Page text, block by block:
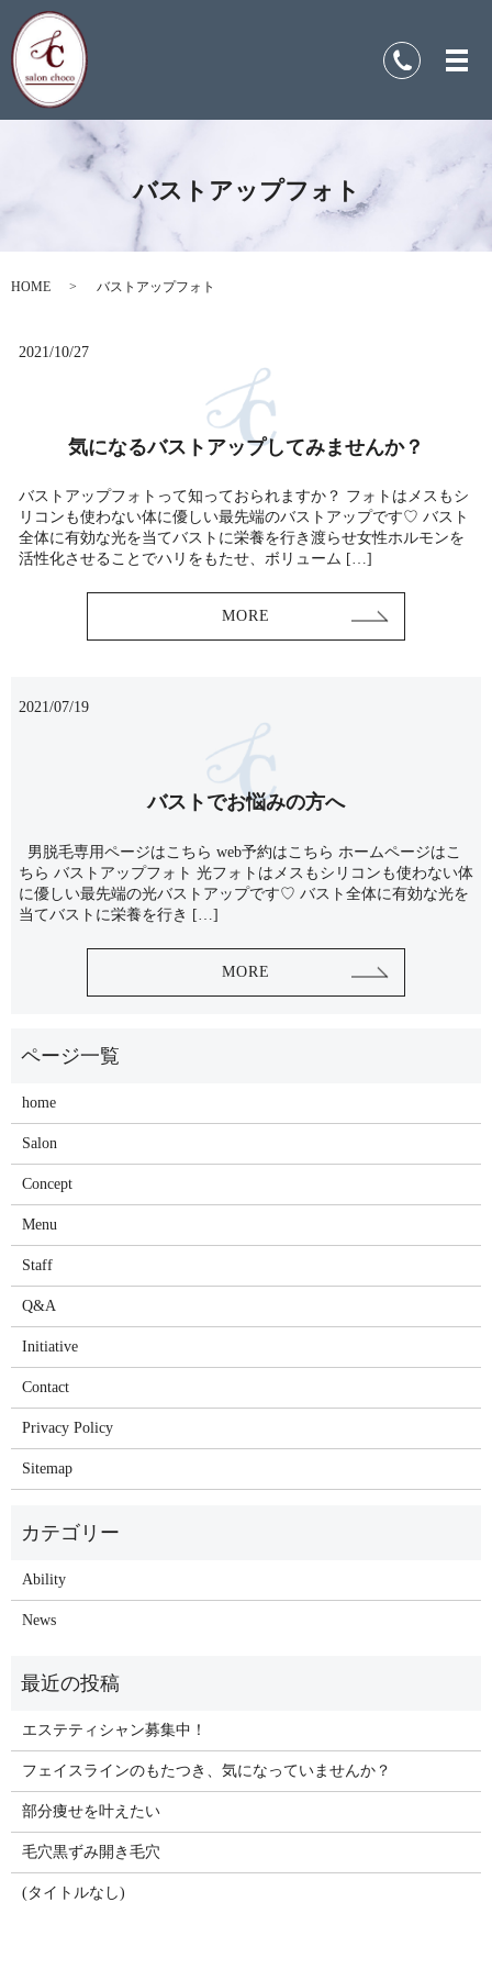
バストアップフォト
HOME バストアップフォト
2021/10/27
気になるバストアップしてみませんか？
バストアップフォトって知っておられますか？ フォトはメスもシ
リコンも使わない体に優しい最先端のバストアップです♡ バスト
全体に有効な光を当てバストに栄養を行き渡らせ女性ホルモンを
活性化させることでハリをもたせ、ボリューム […]
MORE
2021/07/19
バストでお悩みの方へ
男脱毛専用ページはこちら web予約はこちら ホームページはこ
ちら バストアップフォト 光フォトはメスもシリコンも使わない体
に優しい最先端の光バストアップです♡ バスト全体に有効な光を
当てバストに栄養を行き […]
MORE
home
Salon
Concept
Menu
Staff
Q&A
Initiative
Contact
Privacy Policy
Sitemap
Ability
News
エステティシャン募集中！
フェイスラインのもたつき、気になっていませんか？
部分痩せを叶えたい
毛穴黒ずみ開き毛穴
(タイトルなし)